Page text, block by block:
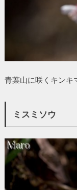
青葉山に咲くキンキ
ミスミソウ